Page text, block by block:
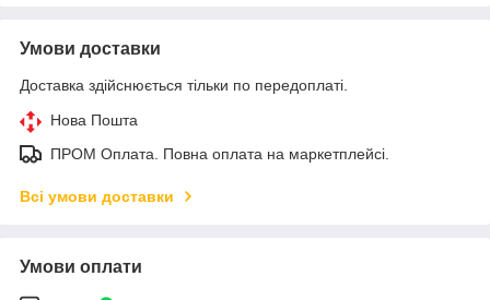
Умови доставки
Доставка здійснюється тільки по передоплаті.
Нова Пошта
ПРОМ Оплата. Повна оплата на маркетплейсі.
Всі умови доставки
Умови оплати